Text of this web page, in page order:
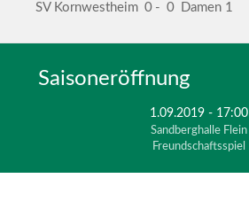
SV Kornwestheim 0 - 0 Damen 1
Saisoneröffnung
Damen 1
0
1.09.2019 - 17:00
Sandberghalle Flein
Freundschaftsspiel